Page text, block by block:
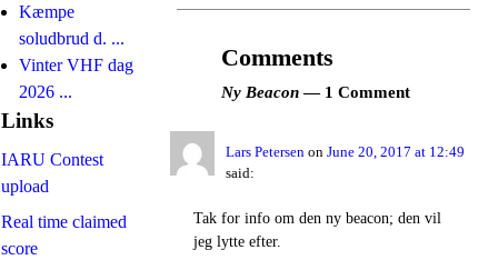
Kæmpe
soludbrud d. ...
Vinter VHF dag
2026 ...
Links
IARU Contest
upload
Real time claimed
score
Comments
Ny Beacon— 1 Comment
Lars Petersen onJune 20, 2017 at 12:49
said:
Tak for info om den ny beacon; den vil
jeg lytte efter.